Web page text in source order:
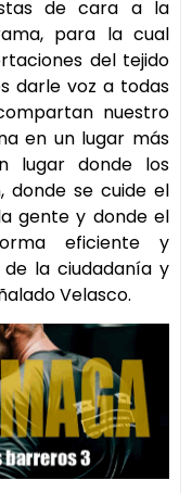
de cara a la
para la cual
del tejido
darle voz a todas
nuestro
en un lugar más
lugar donde los
donde se cuide el
gente y donde el
eficiente y
la ciudadanía y
Velasco.